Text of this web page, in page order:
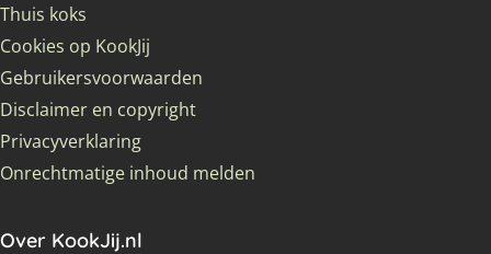
Thuis koks
Cookies op KookJij
Gebruikersvoorwaarden
Disclaimer en copyright
Privacyverklaring
Onrechtmatige inhoud melden
Over KookJij.nl